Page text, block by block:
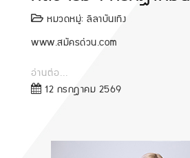
หมวดหมู่: ลีลาบันเทิง
www.สมัครด่วน.com
อ่านต่อ...
12 กรกฎาคม 2569